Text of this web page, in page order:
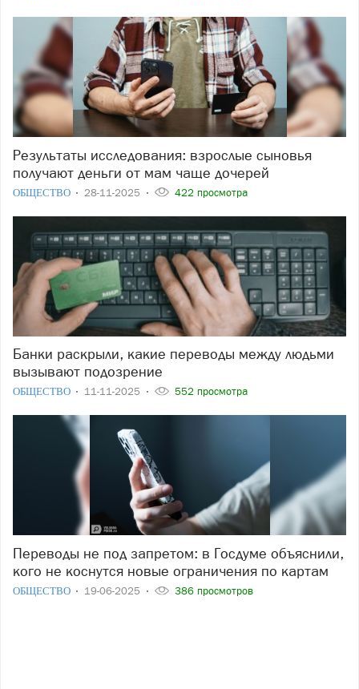
Результаты исследования: взрослые сыновья
получают деньги от мам чаще дочерей
ОБЩЕСТВО 28-11-2025 422 просмотра
Банки раскрыли, какие переводы между людьми
вызывают подозрение
ОБЩЕСТВО 11-11-2025 552 просмотра
Переводы не под запретом: в Госдуме объяснили,
кого не коснутся новые ограничения по картам
ОБЩЕСТВО 19-06-2025 386 просмотров